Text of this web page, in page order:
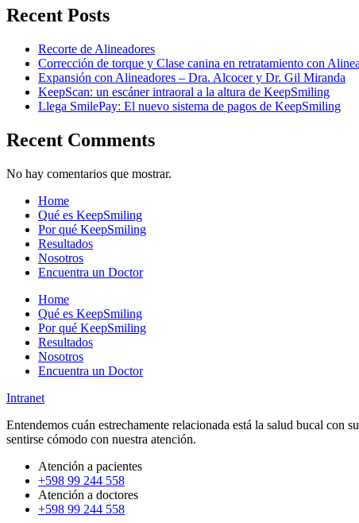
Recent Posts
Recorte de Alineadores
Corrección de torque y Clase canina en retratamiento con
Expansión con Alineadores – Dra. Alcocer y Dr. Gil Miranda
KeepScan: un escáner intraoral a la altura de KeepSmiling
Llega SmilePay: El nuevo sistema de pagos de KeepSmiling
Recent Comments
No hay comentarios que mostrar.
Home
Qué es KeepSmiling
Por qué KeepSmiling
Resultados
Nosotros
Encuentra un Doctor
Home
Qué es KeepSmiling
Por qué KeepSmiling
Resultados
Nosotros
Encuentra un Doctor
Intranet
Entendemos cuán estrechamente relacionada está la salud bucal
sentirse cómodo con nuestra atención.
Atención a pacientes
+598 99 244 558
Atención a doctores
+598 99 244 558‬‬